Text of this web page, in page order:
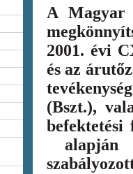
A Magyar
2001. évi
és az
(Bszt.),
alapján